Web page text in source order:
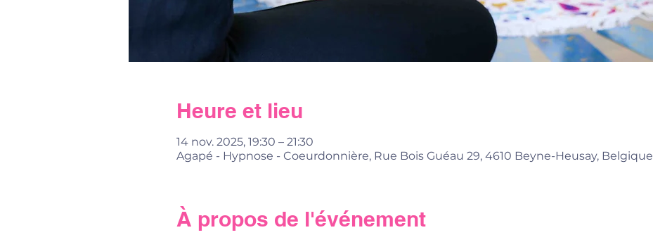
Heure et lieu
14 nov. 2025, 19:30 – 21:30
Agapé - Hypnose - Coeurdonnière, Rue Bois Guéau 29, 4610 Beyne-Heusay, Belgique
À propos de l'événement